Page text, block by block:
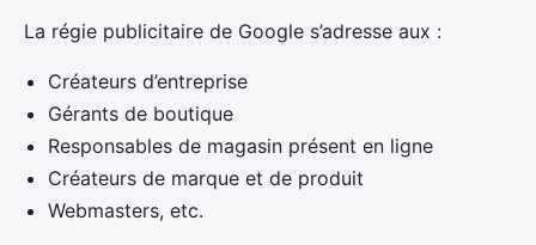
La régie publicitaire de Google s’adresse aux :
Créateurs d’entreprise
Gérants de boutique
Responsables de magasin présent en ligne
Créateurs de marque et de produit
Webmasters, etc.